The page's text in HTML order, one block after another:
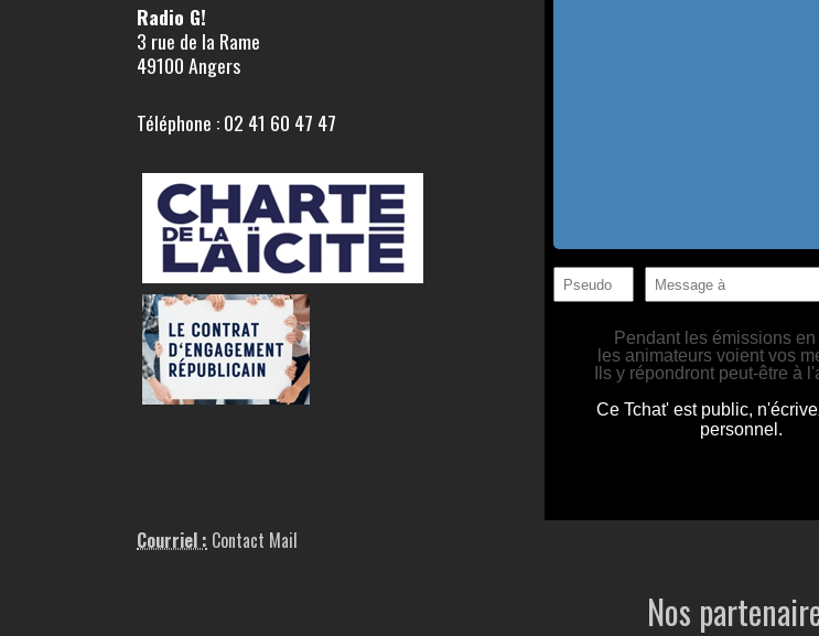
Radio G!
3 rue de la Rame
49100 Angers
Téléphone : 02 41 60 47 47
Courriel : Contact Mail
Nos